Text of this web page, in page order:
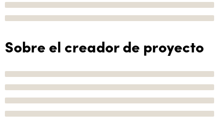
Sobre el creador de proyecto